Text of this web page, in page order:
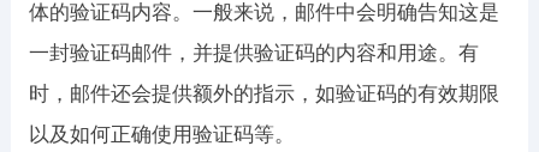
体的验证码内容。一般来说，邮件中会明确告知这是
一封验证码邮件，并提供验证码的内容和用途。有
时，邮件还会提供额外的指示，如验证码的有效期限
以及如何正确使用验证码等。